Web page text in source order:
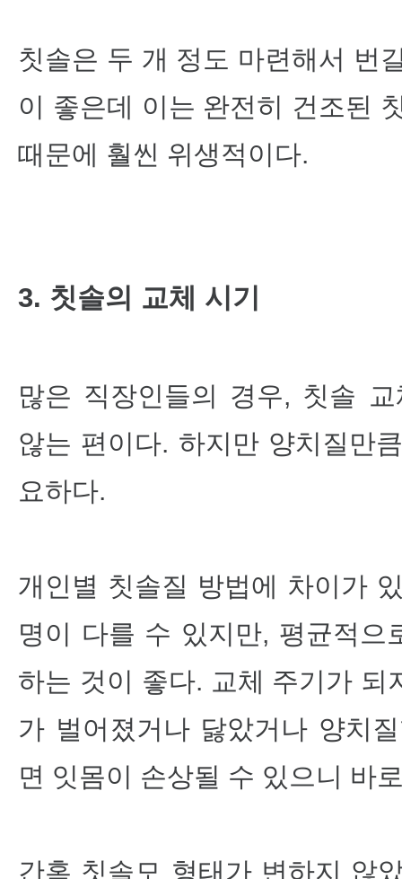
칫솔은 두 개 정도 마련해서 번
이 좋은데 이는 완전히 건조된
때문에 훨씬 위생적이다.
3. 칫솔의 교체 시기
많은 직장인들의 경우, 칫솔
않는 편이다. 하지만 양치질만
요하다.
개인별 칫솔질 방법에 차이가
명이 다를 수 있지만, 평균적으
하는 것이 좋다. 교체 주기가 되
가 벌어졌거나 닳았거나 양치
면 잇몸이 손상될 수 있으니 바
간혹 칫솔모 형태가 변하지 않